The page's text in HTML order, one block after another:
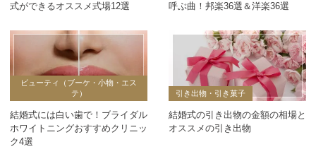
式ができるオススメ式場12選
呼ぶ曲！邦楽36選＆洋楽36選
ビューティ（ブーケ・小物・エス
テ）
結婚式には白い歯で！ブライダル
ホワイトニングおすすめクリニッ
ク4選
引き出物・引き菓子
結婚式の引き出物の金額の相場と
オススメの引き出物